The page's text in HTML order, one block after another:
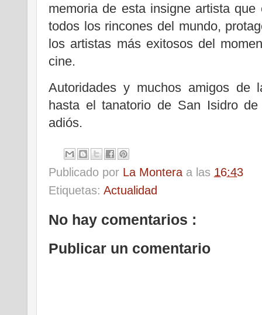
memoria de esta insigne artista
todos los rincones del mundo,
los artistas más exitosos del
cine.
Autoridades y muchos amigos de
hasta el tanatorio de San Isidro
adiós.
Publicado por La Montera a las 16:43
Etiquetas: Actualidad
No hay comentarios :
Publicar un comentario